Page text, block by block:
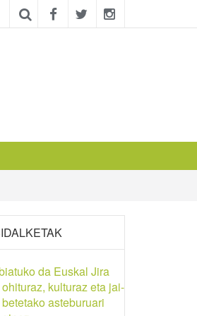
da Euskal Jira
kulturaz eta jai-
asteburuari